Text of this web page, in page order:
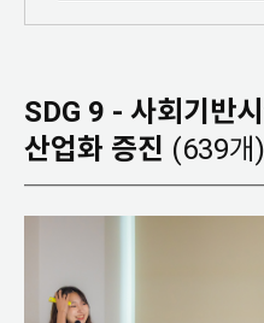
SDG 9 - 사회기반
산업화 증진 (639개)